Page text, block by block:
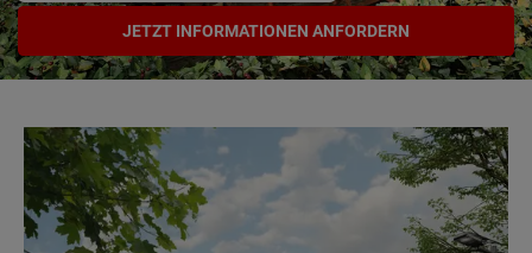
JETZT INFORMATIONEN ANFORDERN